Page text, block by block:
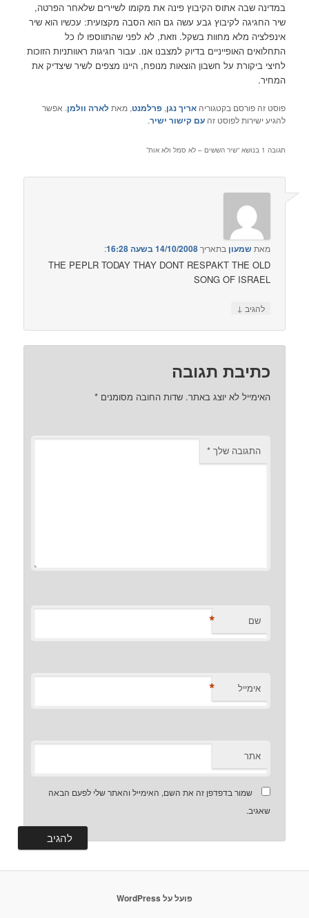
במדינה שבה אתוס הקיבוץ פינה את מקומו לשיירים שלאחר הפרטה,
שיר החגיגה לקיבוץ גבע עשה גם הוא הסבה מקצועית: עכשיו הוא שיר
אינפלציה מלא מחוות בשקל. וזאת, לא לפני שהתווספו לו כל
התחלואים האופייניים בדיוק למצבנו אנו. עבור חגיגות ראוותניות הזוכות
לחיצי ביקורת על חשבון הוצאות מנופח, היינו מצפים לשיר שיצדיק את
המחיר.
פוסט זה פורסם בקטגוריהאריך נגן,פרלמנט, מאתלארה וולמן. אפשר
להגיע ישירות לפוסט זהעם קישור ישיר.
תגובה 1 בנושא “ שיר הששים – לא סמל ולא אות”
מאתשמעון בתאריך14/10/2008 בשעה 16:28 :‏
THE PEPLR TODAY THAY DONT RESPAKT THE OLD
SONG OF ISRAEL
להגיב ↓
כתיבת תגובה
האימייל לא יוצג באתר. שדות החובה מסומנים*
התגובה שלך*
שם *
אימייל *
אתר
שמור בדפדפן זה את השם, האימייל והאתר שלי לפעם הבאה
שאגיב.
פועל על WordPress